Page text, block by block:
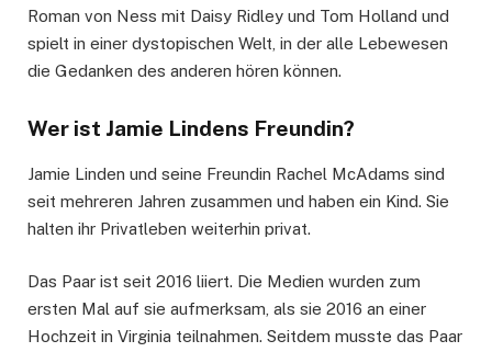
Roman von Ness mit Daisy Ridley und Tom Holland und
spielt in einer dystopischen Welt, in der alle Lebewesen
die Gedanken des anderen hören können.
Wer ist Jamie Lindens Freundin?
Jamie Linden und seine Freundin Rachel McAdams sind
seit mehreren Jahren zusammen und haben ein Kind. Sie
halten ihr Privatleben weiterhin privat.
Das Paar ist seit 2016 liiert. Die Medien wurden zum
ersten Mal auf sie aufmerksam, als sie 2016 an einer
Hochzeit in Virginia teilnahmen. Seitdem musste das Paar